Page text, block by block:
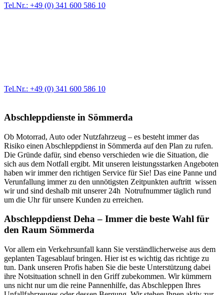
Tel.Nr.: +49 (0) 341 600 586 10
Tel.Nr.: +49 (0) 341 600 586 10
Abschleppdienste in Sömmerda
Ob Motorrad, Auto oder Nutzfahrzeug – es besteht immer das
Risiko einen Abschleppdienst in Sömmerda auf den Plan zu rufen.
Die Gründe dafür, sind ebenso verschieden wie die Situation, die
sich aus dem Notfall ergibt. Mit unseren leistungsstarken Angeboten
haben wir immer den richtigen Service für Sie! Das eine Panne und
Verunfallung immer zu den unnötigsten Zeitpunkten auftritt wissen
wir und sind deshalb mit unserer 24h Notrufnummer täglich rund
um die Uhr für unsere Kunden zu erreichen.
Abschleppdienst Deha – Immer die beste Wahl für
den Raum Sömmerda
Vor allem ein Verkehrsunfall kann Sie verständlicherweise aus dem
geplanten Tagesablauf bringen. Hier ist es wichtig das richtige zu
tun. Dank unseren Profis haben Sie die beste Unterstützung dabei
ihre Notsituation schnell in den Griff zubekommen. Wir kümmern
uns nicht nur um die reine Pannenhilfe, das Abschleppen Ihres